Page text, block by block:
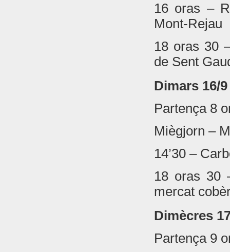
16 oras –
Mont-Rejau
18 oras 30
de Sent
Dimars 16/
Partença 8
Miègjorn –
14’30 –
18 oras 30
mercat
Dimècres
Partença 9